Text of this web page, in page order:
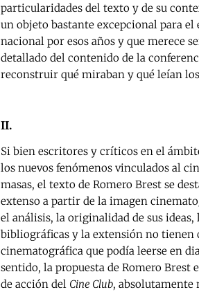
particularidades del texto y de su
un objeto bastante excepcional para
nacional por esos años y que merece
detallado del contenido de la
reconstruir qué miraban y qué leían
II.
Si bien escritores y críticos en el
los nuevos fenómenos vinculados al
masas, el texto de Romero Brest se
extenso a partir de la imagen
el análisis, la originalidad de sus
bibliográficas y la extensión no
cinematográfica que podía leerse en
sentido, la propuesta de Romero
de acción del Cine Club, absolutamente